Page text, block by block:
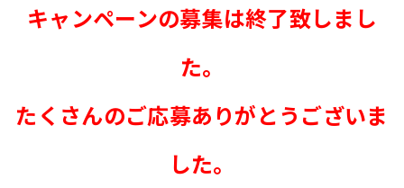
キャンペーンの募集は終了致しまし
た。
たくさんのご応募ありがとうございま
した。